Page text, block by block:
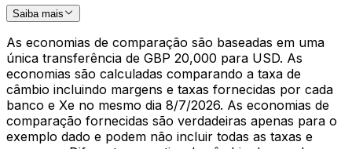
Saiba mais
As economias de comparação são baseadas em uma
única transferência de GBP 20,000 para USD. As
economias são calculadas comparando a taxa de
câmbio incluindo margens e taxas fornecidas por cada
banco e Xe no mesmo dia 8/7/2026. As economias de
comparação fornecidas são verdadeiras apenas para o
exemplo dado e podem não incluir todas as taxas e